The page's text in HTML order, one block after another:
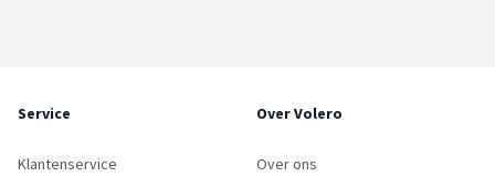
Service
Klantenservice
Over Volero
Over ons